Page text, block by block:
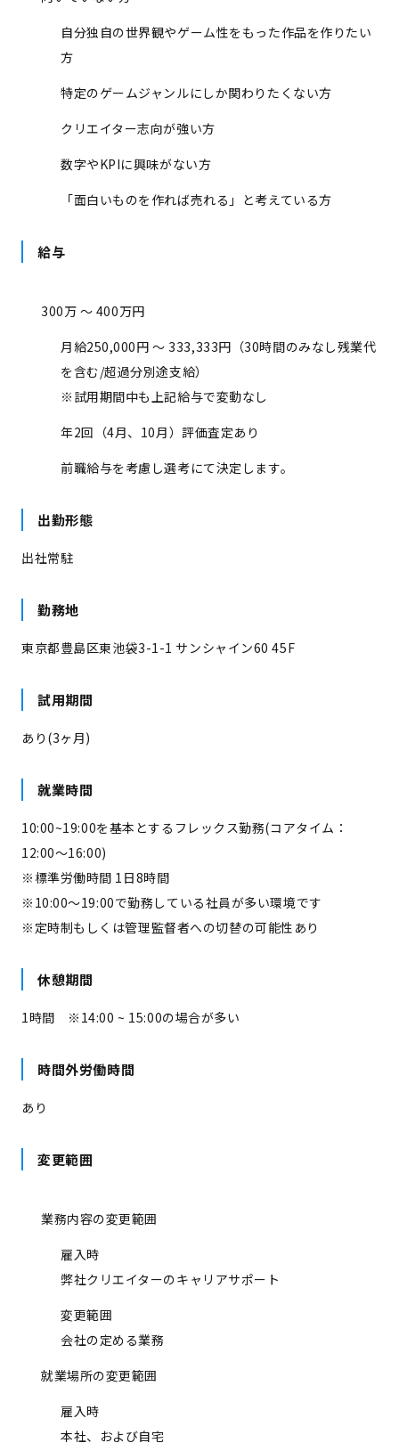
自分独自の世界観やゲーム性をもった作品を作りたい
方
特定のゲームジャンルにしか関わりたくない方
クリエイター志向が強い方
数字やKPIに興味がない方
「面白いものを作れば売れる」と考えている方
給与
300万 ～ 400万円
月給250,000円 ～ 333,333円（30時間のみなし残業代
を含む/超過分別途支給）
※試用期間中も上記給与で変動なし
年2回（4月、10月）評価査定あり
前職給与を考慮し選考にて決定します。
出勤形態
出社常駐
勤務地
東京都豊島区東池袋3-1-1 サンシャイン60 45F
試用期間
あり(3ヶ月)
就業時間
10:00~19:00を基本とするフレックス勤務(コアタイム：
12:00～16:00)
※標準労働時間 1日8時間
※10:00～19:00で勤務している社員が多い環境です
※定時制もしくは管理監督者への切替の可能性あり
休憩期間
1時間 ※14:00 ~ 15:00の場合が多い
時間外労働時間
あり
変更範囲
業務内容の変更範囲
雇入時
弊社クリエイターのキャリアサポート
変更範囲
会社の定める業務
就業場所の変更範囲
雇入時
本社、および自宅